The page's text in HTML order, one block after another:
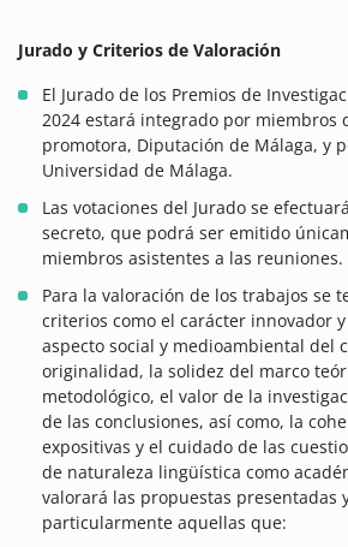
Jurado y Criterios de Valoración
El Jurado de los Premios de
2024 estará integrado por miembros
promotora, Diputación de Málaga, y
Universidad de Málaga.
Las votaciones del Jurado se
secreto, que podrá ser emitido
miembros asistentes a las reuniones.
Para la valoración de los trabajos se
criterios como el carácter innovador
aspecto social y medioambiental del
originalidad, la solidez del marco
metodológico, el valor de la
de las conclusiones, así como, la
expositivas y el cuidado de las
de naturaleza lingüística como
valorará las propuestas presentadas
particularmente aquellas que: